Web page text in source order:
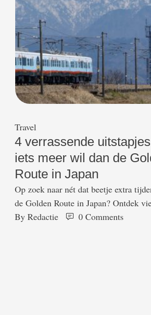
Travel
4 verrassende
iets meer wil dan de
Route in Japan
Op zoek naar nét dat beetje extra
de Golden Route in Japan? Ontdek
uitstapjes vol cultuur, natuur en
By Redactie 0 Comments